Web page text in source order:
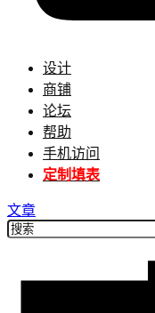
设计
商铺
论坛
帮助
手机访问
定制填表
文章